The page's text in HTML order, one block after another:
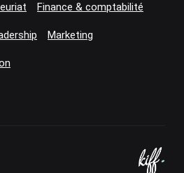
Finance & comptabilité
Marketing